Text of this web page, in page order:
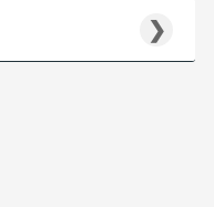
❯